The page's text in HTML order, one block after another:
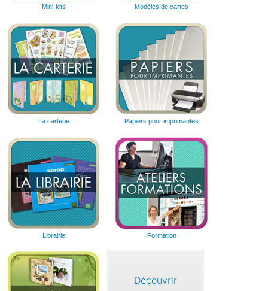
Mini-kits Modèles de cartes
La carterie Papiers pour imprimantes
Librairie Formation
Découvrir